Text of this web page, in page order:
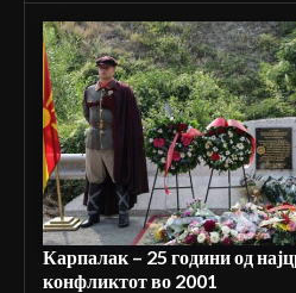
Карпалак – 25 години од
конфликтот во 2001